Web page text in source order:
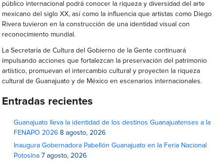
público internacional podrá conocer la riqueza y diversidad del arte
mexicano del siglo XX, así como la influencia que artistas como Diego
Rivera tuvieron en la construcción de una identidad visual con
reconocimiento mundial.
La Secretaría de Cultura del Gobierno de la Gente continuará
impulsando acciones que fortalezcan la preservación del patrimonio
artístico, promuevan el intercambio cultural y proyecten la riqueza
cultural de Guanajuato y de México en escenarios internacionales.
Entradas recientes
Guanajuato lleva la identidad de los destinos Guanajuatenses a la
FENAPO 2026 8 agosto, 2026
Inaugura Gobernadora Pabellón Guanajuato en la Feria Nacional
Potosina 7 agosto, 2026